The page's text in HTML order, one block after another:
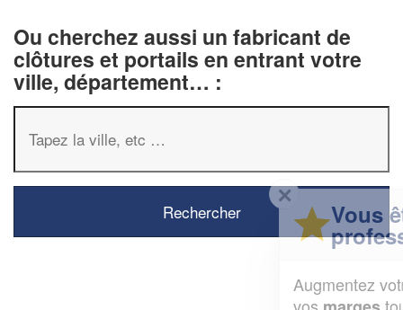
Ou cherchez aussi un fabricant de
clôtures et portails en entrant votre
ville, département… :
✕
Vous êtes un
professionnel ?
chiffre d'affaireset
tout en gagnant de